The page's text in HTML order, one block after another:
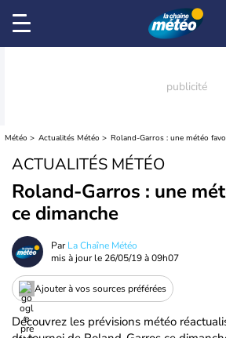
Météo Actualités Météo Roland-Garros : une météo
ACTUALITÉS MÉTÉO
Roland-Garros : une
ce dimanche
ParLa Chaîne Météo
mis à jour le 26/05/19 à 09h07
Ajouter à vos sources préférées
Découvrez les prévisions météo